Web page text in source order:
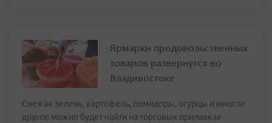
Ярмарки продовольственных
товаров развернутся во
Владивостоке
Свежая зелень, картофель, помидоры, огурцы и многое
другое можно будет найти на торговых прилавках